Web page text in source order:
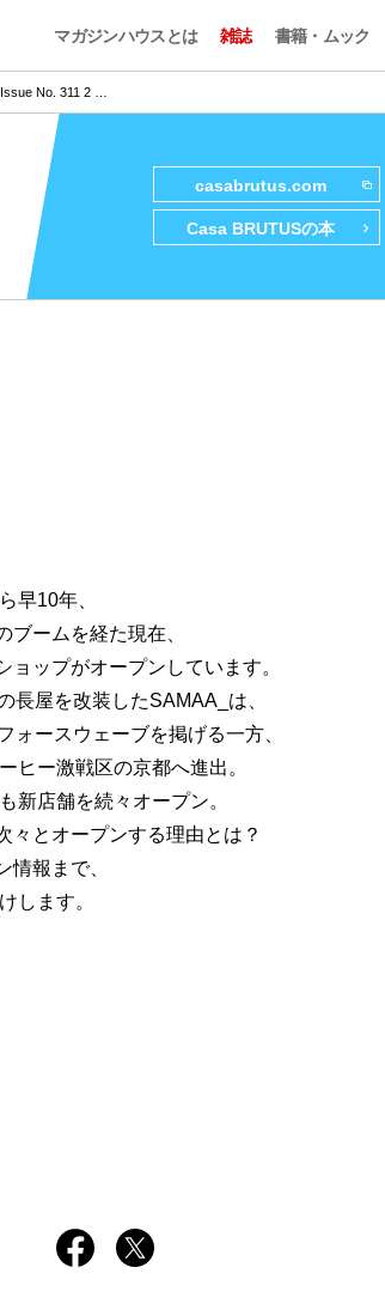
マガジンハウスとは 雑誌 書籍・ムック
No. 311 2 …
casabrutus.com
Casa BRUTUSの本
早10年、
ームを経た現在、
ップがオープンしています。
長屋を改装したSAMAA_は、
ースウェーブを掲げる一方、
ヒー激戦区の京都へ進出。
新店舗を続々オープン。
々とオープンする理由とは？
報まで、
します。